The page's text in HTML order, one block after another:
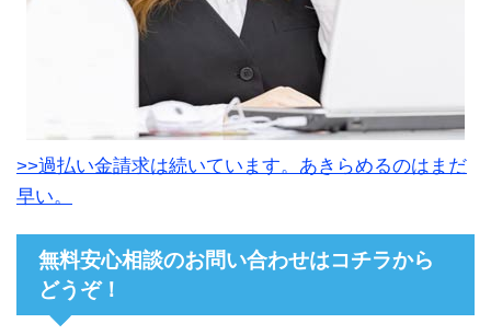
>>過払い金請求は続いています。あきらめるのはまだ
早い。
無料安心相談のお問い合わせはコチラから
どうぞ！